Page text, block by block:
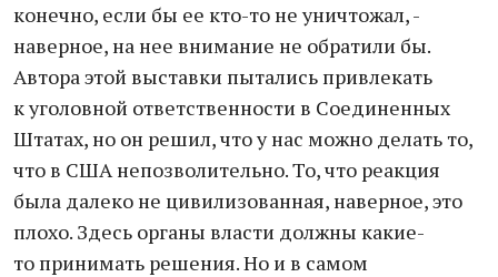
конечно, если бы ее кто-то не уничтожал, -
наверное, на нее внимание не обратили бы.
Автора этой выставки пытались привлекать
к уголовной ответственности в Соединенных
Штатах, но он решил, что у нас можно делать то,
что в США непозволительно. То, что реакция
была далеко не цивилизованная, наверное, это
плохо. Здесь органы власти должны какие-
то принимать решения. Но и в самом